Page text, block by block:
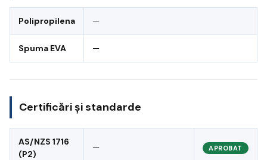
Polipropilena —
Spuma EVA —
Certificări și standarde
AS/NZS 1716
(P2)
— APROBAT